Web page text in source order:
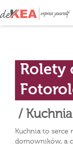
Rolety
/ Kuchnia
Kuchnia to serce
domowników, a